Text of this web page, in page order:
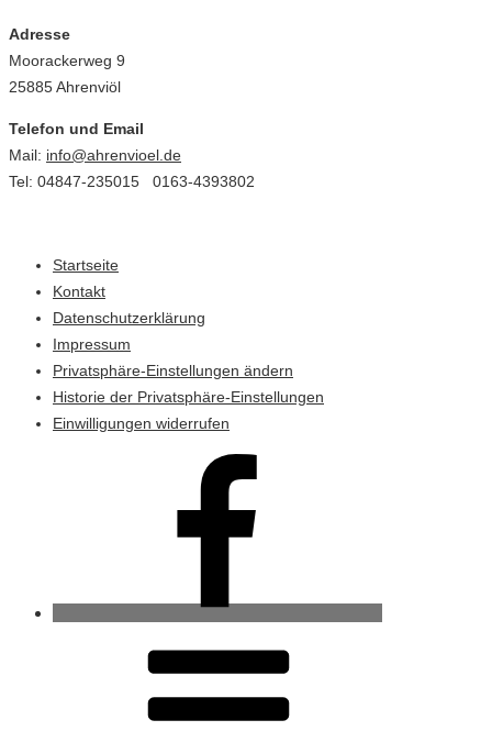
Adresse
Moorackerweg 9
25885 Ahrenviöl
Telefon und Email
Mail: info@ahrenvioel.de
Tel: 04847-235015 0163-4393802
Startseite
Kontakt
Datenschutzerklärung
Impressum
Privatsphäre-Einstellungen ändern
Historie der Privatsphäre-Einstellungen
Einwilligungen widerrufen